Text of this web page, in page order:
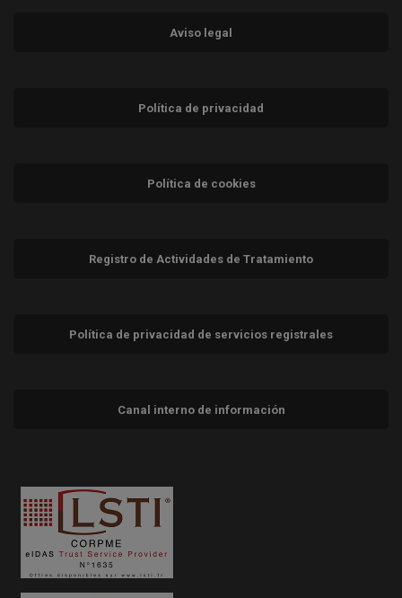
Aviso legal
Política de privacidad
Política de cookies
Registro de Actividades de Tratamiento
Política de privacidad de servicios registrales
Canal interno de información